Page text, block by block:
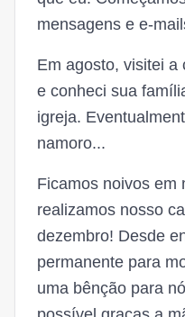
mensagens e e-
Em agosto, visitei a
e conheci sua
igreja.
namoro...
Ficamos noivos em
realizamos nosso
dezembro! Desde
permanente para
uma bênção para